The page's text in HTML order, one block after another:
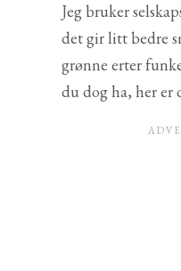
Jeg bruker
det gir litt bedre
grønne erter
du dog ha, her er